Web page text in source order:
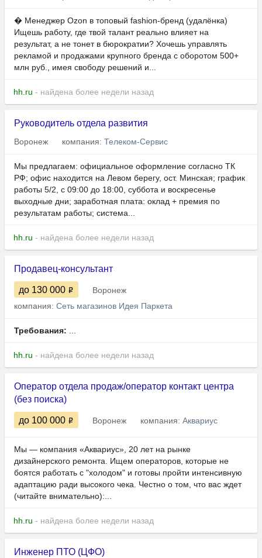
� Менеджер Ozon в топовый fashion-бренд (удалёнка)
Ищешь работу, где твой талант реально влияет на
результат, а не тонет в бюрократии? Хочешь управлять
рекламой и продажами крупного бренда с оборотом 500+
млн руб., имея свободу решений и...
hh.ru - найдена более недели назад
Руководитель отдела развития
Воронеж компания: Телеком-Сервис
Мы предлагаем: официальное оформление согласно ТК
РФ; офис находится на Левом берегу, ост. Минская; график
работы 5/2, с 09:00 до 18:00, суббота и воскресенье
выходные дни; заработная плата: оклад + премия по
результатам работы; система...
hh.ru - найдена более недели назад
Продавец-консультант
до 130 000
Воронеж
компания: Сеть магазинов Идея Паркета
Требования: ...
hh.ru - найдена более недели назад
Оператор отдела продаж/оператор контакт центра
(без поиска)
до 100 000 Воронеж компания: Аквариус
Мы — компания «Аквариус», 20 лет на рынке
дизайнерского ремонта. Ищем операторов, которые не
боятся работать с "холодом" и готовы пройти интенсивную
адаптацию ради высокого чека. Честно о том, что вас ждет
(читайте внимательно):...
hh.ru - найдена более недели назад
Инженер ПТО (ЦФО)